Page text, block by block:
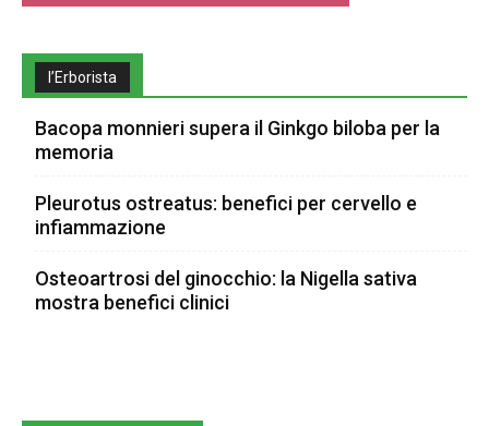
l’Erborista
Bacopa monnieri supera il Ginkgo biloba per la
memoria
Pleurotus ostreatus: benefici per cervello e
infiammazione
Osteoartrosi del ginocchio: la Nigella sativa
mostra benefici clinici